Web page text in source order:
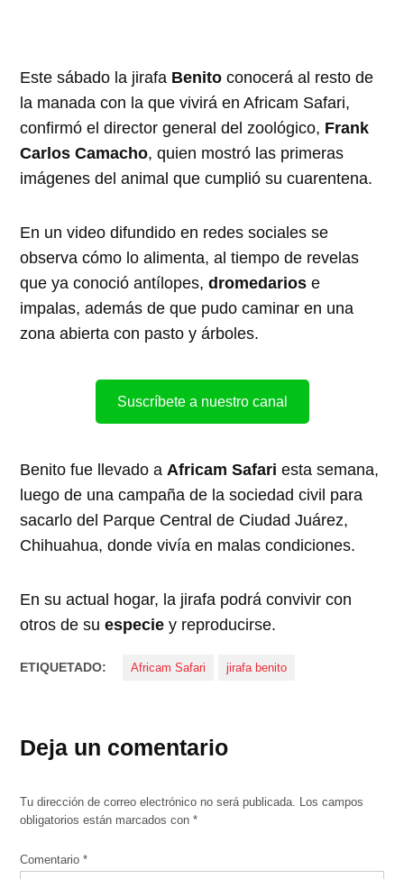
Este sábado la jirafa Benitoconocerá al resto de
la manada con la que vivirá en Africam Safari,
confirmó el director general del zoológico, Frank
Carlos Camacho, quien mostró las primeras
imágenes del animal que cumplió su cuarentena.
En un video difundido en redes sociales se
observa cómo lo alimenta, al tiempo de revelas
que ya conoció antílopes,dromedariose
impalas, además de que pudo caminar en una
zona abierta con pasto y árboles.
Suscríbete a nuestro canal
Benito fue llevado a Africam Safariesta semana,
luego de una campaña de la sociedad civil para
sacarlo del Parque Central de Ciudad Juárez,
Chihuahua, donde vivía en malas condiciones.
En su actual hogar, la jirafa podrá convivir con
otros de suespeciey reproducirse.
ETIQUETADO: Africam Safari jirafa benito
Deja un comentario
Tu dirección de correo electrónico no será publicada. Los campos
obligatorios están marcados con*
Comentario*